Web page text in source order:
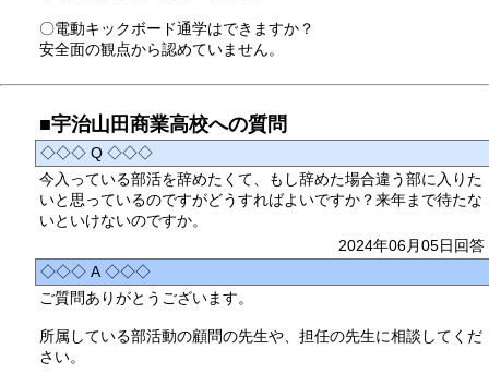
〇電動キックボード通学はできますか？
安全面の観点から認めていません。
■宇治山田商業高校への質問
◇◇◇ Q ◇◇◇
今入っている部活を辞めたくて、もし辞めた場合違う部に入りた
いと思っているのですがどうすればよいですか？来年まで待たな
いといけないのですか。
2024年06月05日回答
◇◇◇ A ◇◇◇
ご質問ありがとうございます。
所属している部活動の顧問の先生や、担任の先生に相談してくだ
さい。